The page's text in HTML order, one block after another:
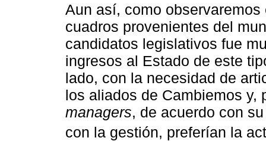
Aun así, como
cuadros provenientes del
candidatos legislativos fue
ingresos al Estado de este
lado, con la necesidad de
los aliados de Cambiemos y,
managers, de acuerdo con
con la gestión, preferían la